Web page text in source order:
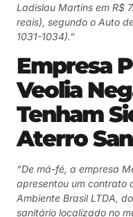
Ladislau Martins em R$
reais), segundo o Auto
1031-1034).”
Empresa
Veolia
Tenham
Aterro
“De má-fé, a empresa
apresentou um contrato
Ambiente Brasil LTDA,
sanitário localizado no